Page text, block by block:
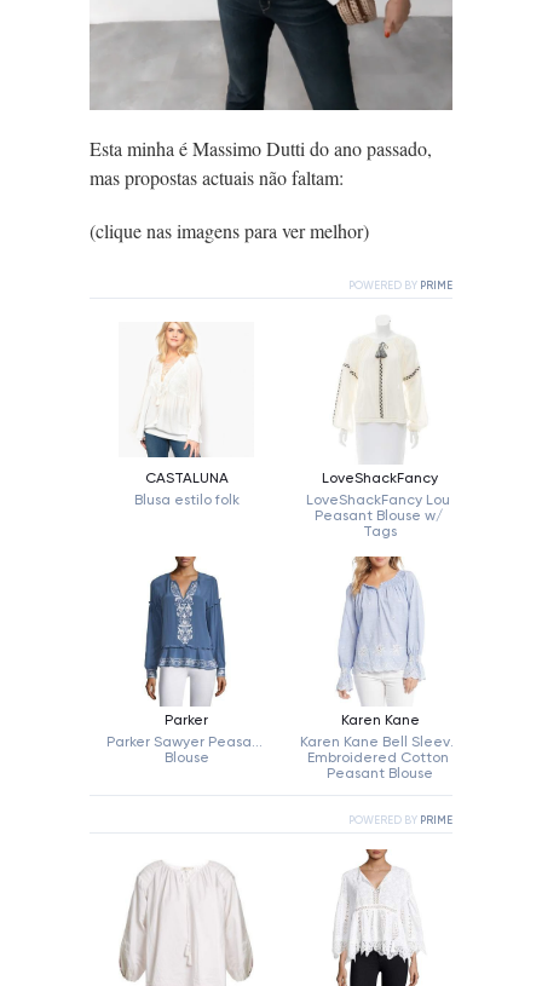
Esta minha é Massimo Dutti do ano passado,
mas propostas actuais não faltam:
(clique nas imagens para ver melhor)